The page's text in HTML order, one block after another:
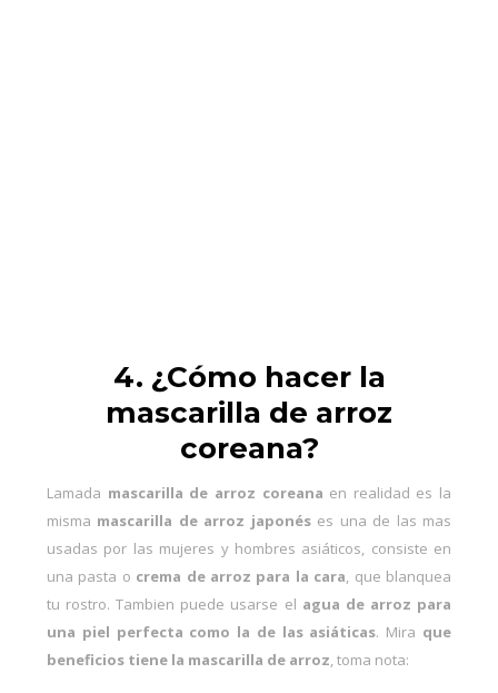
4. ¿Cómo hacer la
mascarilla de arroz
coreana?
Lamada mascarilla de arroz coreana en realidad es la
misma mascarilla de arroz japonéses una de las mas
usadas por las mujeres y hombres asiáticos, consiste en
una pasta o crema de arroz para la cara, que blanquea
tu rostro. Tambien puede usarse el agua de arroz para
una piel perfecta como la de las asiáticas. Mira que
beneficios tiene la mascarilla de arroz, toma nota: